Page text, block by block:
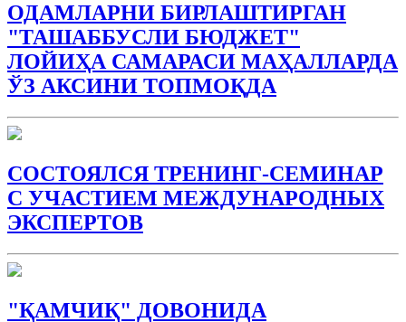
ОДАМЛАРНИ БИРЛАШТИРГАН
"ТАШАББУСЛИ БЮДЖEТ"
ЛОЙИҲА САМАРАСИ МАҲАЛЛАРДА
ЎЗ АКСИНИ ТОПМОҚДА
СОСТОЯЛСЯ ТРЕНИНГ-СЕМИНАР
С УЧАСТИЕМ МЕЖДУНАРОДНЫХ
ЭКСПЕРТОВ
"ҚАМЧИҚ" ДОВОНИДА